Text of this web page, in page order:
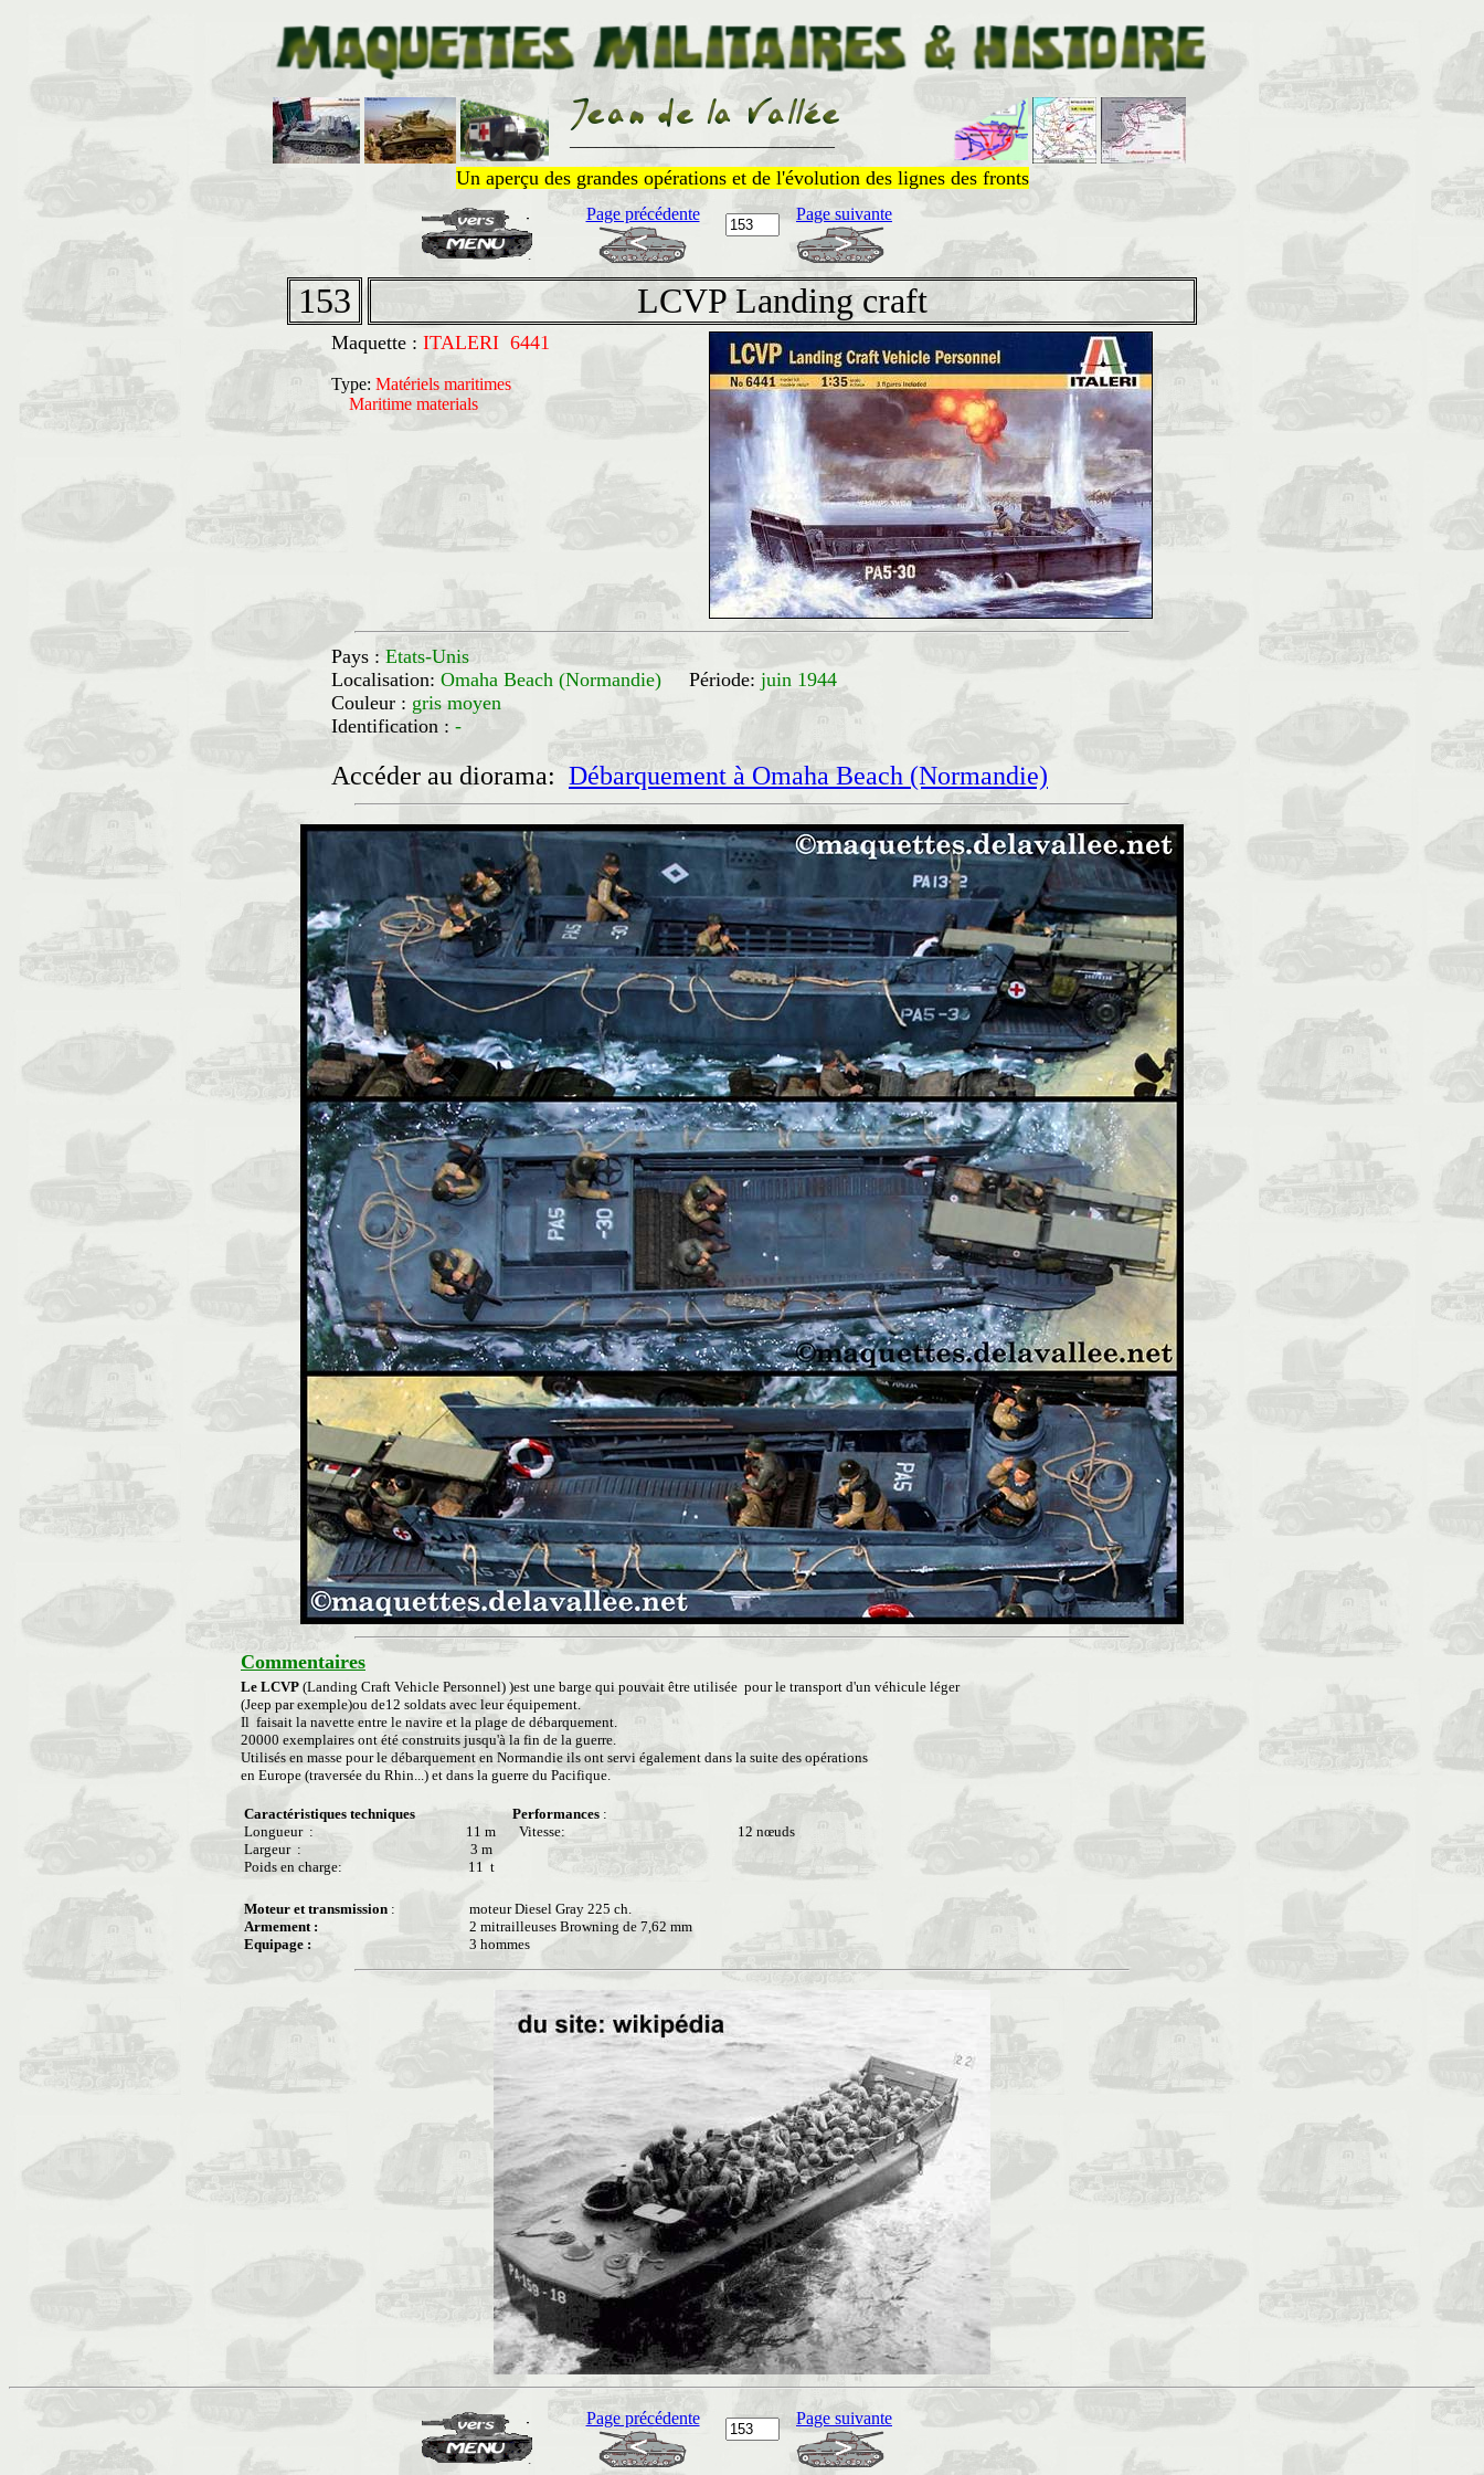
______________________________
Un aperçu des grandes opérations et de l'évolution des lignes des fronts
Page précédente Page suivante
153 LCVP Landing craft
Maquette : ITALERI 6441
Type: Matériels maritimes
Maritime materials
Pays : Etats-Unis
Localisation: Omaha Beach (Normandie) Période: juin 1944
Couleur : gris moyen
Identification : -
Accéder au diorama: Débarquement à Omaha Beach (Normandie)
Commentaires
Le LCVP (Landing Craft Vehicle Personnel) )est une barge qui pouvait être utilisée pour le transport d'un véhicule léger
(Jeep par exemple)ou de12 soldats avec leur équipement.
Il faisait la navette entre le navire et la plage de débarquement.
20000 exemplaires ont été construits jusqu'à la fin de la guerre.
Utilisés en masse pour le débarquement en Normandie ils ont servi également dans la suite des opérations
en Europe (traversée du Rhin...) et dans la guerre du Pacifique.
Caractéristiques techniques
Longueur :
Largeur :
Poids en charge:
11 m
3 m
11 t
Performances :
Vitesse:
12 nœuds
Moteur et transmission :
Armement :
Equipage :
moteur Diesel Gray 225 ch.
2 mitrailleuses Browning de 7,62 mm
3 hommes
Page précédente Page suivante